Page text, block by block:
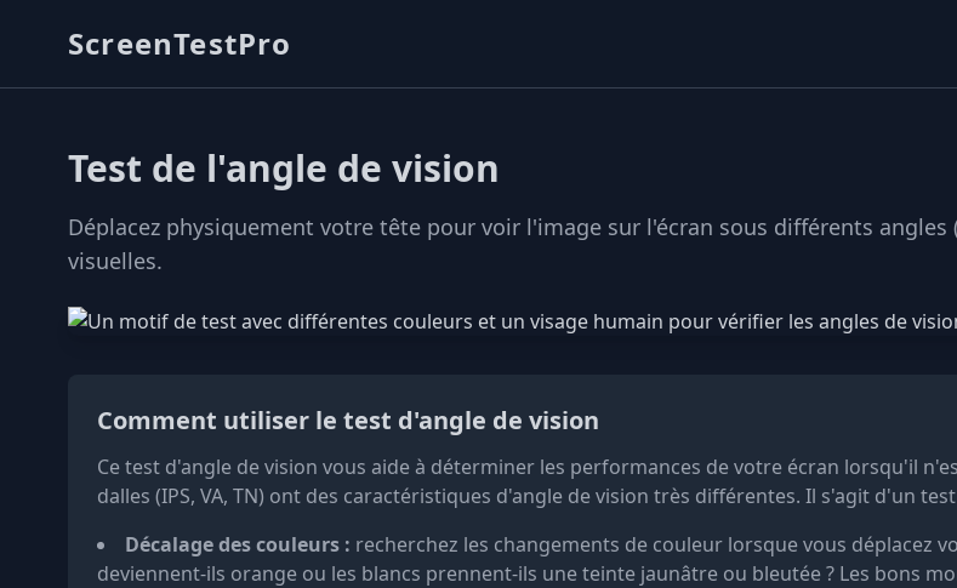
ScreenTestPro
Test de l'angle de vision
Déplacez physiquement votre tête pour voir l'image sur l'écran sous différents
visuelles.
Comment utiliser le test d'angle de vision
Ce test d'angle de vision vous aide à déterminer les performances de votre écran lorsqu'il
dalles (IPS, VA, TN) ont des caractéristiques d'angle de vision très différentes. Il s'agit d'un
Décalage des couleurs : recherchez les changements de couleur lorsque vous déplacez
deviennent-ils orange ou les blancs prennent-ils une teinte jaunâtre ou bleutée ? Les bons